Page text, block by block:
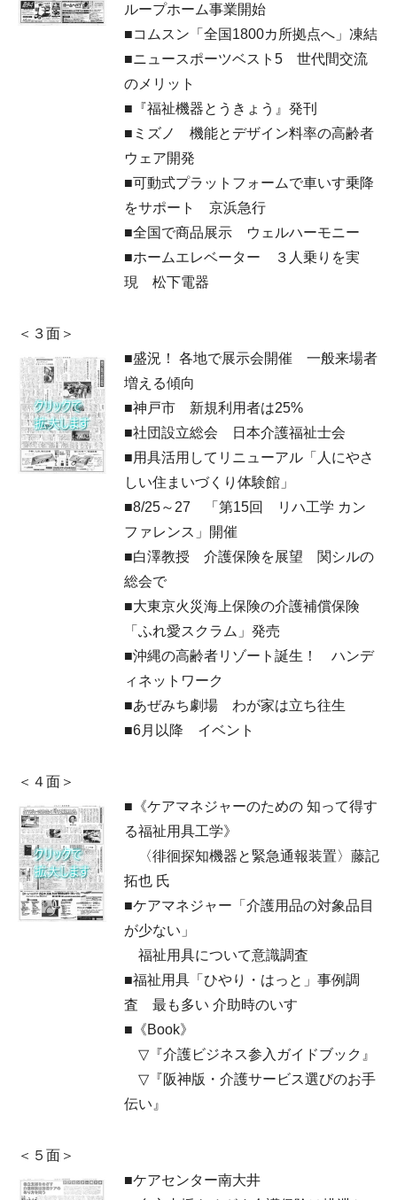
ループホーム事業開始
■コムスン「全国1800カ所拠点へ」凍結
■ニュースポーツベスト5 世代間交流
のメリット
■『福祉機器とうきょう』発刊
■ミズノ 機能とデザイン料率の高齢者
ウェア開発
■可動式プラットフォームで車いす乗降
をサポート 京浜急行
■全国で商品展示 ウェルハーモニー
■ホームエレベーター ３人乗りを実
現 松下電器
＜３面＞
■盛況！ 各地で展示会開催 一般来場者
増える傾向
■神戸市 新規利用者は25%
■社団設立総会 日本介護福祉士会
■用具活用してリニューアル「人にやさ
しい住まいづくり体験館」
■8/25～27 「第15回 リハ工学 カン
ファレンス」開催
■白澤教授 介護保険を展望 関シルの
総会で
■大東京火災海上保険の介護補償保険
「ふれ愛スクラム」発売
■沖縄の高齢者リゾート誕生！ ハンデ
ィネットワーク
■あぜみち劇場 わが家は立ち往生
■6月以降 イベント
＜４面＞
■《ケアマネジャーのための 知って得す
る福祉用具工学》
〈徘徊探知機器と緊急通報装置〉藤記
拓也 氏
■ケアマネジャー「介護用品の対象品目
が少ない」
福祉用具について意識調査
■福祉用具「ひやり・はっと」事例調
査 最も多い 介助時のいす
■《Book》
▽『介護ビジネス参入ガイドブック』
▽『阪神版・介護サービス選びのお手
伝い』
＜５面＞
■ケアセンター南大井